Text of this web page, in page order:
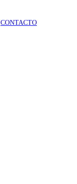
CONTACTO